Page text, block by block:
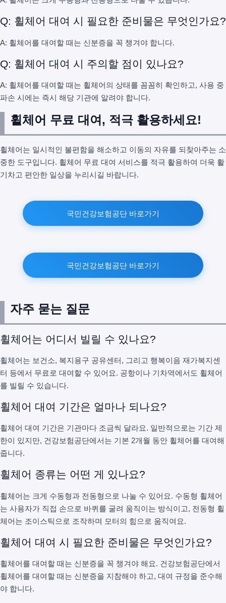
Q: 휠체어 대여 시 필요한 준비물은 무엇인가요?
A: 휠체어를 대여할 때는 신분증을 꼭 챙겨야 합니다.
Q: 휠체어 대여 시 주의할 점이 있나요?
A: 휠체어를 대여할 때는 휠체어의 상태를 꼼꼼히 확인하고, 사용 중
파손 시에는 즉시 해당 기관에 알려야 합니다.
휠체어 무료 대여, 적극 활용하세요!
휠체어는 일시적인 불편함을 해소하고 이동의 자유를 되찾아주는 소
중한 도구입니다. 휠체어 무료 대여 서비스를 적극 활용하여 더욱 활
기차고 편안한 일상을 누리시길 바랍니다.
국민건강보험공단 바로가기
국민건강보험공단 바로가기
자주 묻는 질문
휠체어는 어디서 빌릴 수 있나요?
휠체어는 보건소, 복지용구 공유센터, 그리고 행복이음 재가복지센
터 등에서 무료로 대여할 수 있어요. 공항이나 기차역에서도 휠체어
를 빌릴 수 있습니다.
휠체어 대여 기간은 얼마나 되나요?
휠체어 대여 기간은 기관마다 조금씩 달라요. 일반적으로는 기간 제
한이 있지만, 건강보험공단에서는 기본 2개월 동안 휠체어를 대여해
줍니다.
휠체어 종류는 어떤 게 있나요?
휠체어는 크게 수동형과 전동형으로 나눌 수 있어요. 수동형 휠체어
는 사용자가 직접 손으로 바퀴를 굴려 움직이는 방식이고, 전동형 휠
체어는 조이스틱으로 조작하며 모터의 힘으로 움직여요.
휠체어 대여 시 필요한 준비물은 무엇인가요?
휠체어를 대여할 때는 신분증을 꼭 챙겨야 해요. 건강보험공단에서
휠체어를 대여할 때는 신분증을 지참해야 하고, 대여 규정을 준수해
야 합니다.